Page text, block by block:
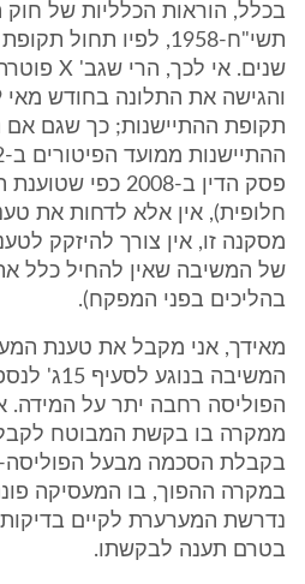
בכלל, הוראות הכלליות של חוק
תשי"ח-1958, לפיו
תקופת ההתיישנות; כך שגם
פסק הדין ב-2008
חלופית), אין אלא לדחות את
מסקנה זו, אין צורך להיזקק
של המשיבה שאין להחיל כלל את
בהליכים בפני המפקח).
מאידך, אני מקבל את טענת
הפוליסה רחבה יתר על המידה.
ממקרה בו בקשת המבוטח
בקבלת הסכמה מבעל
במקרה ההפוך, בו המעסיקה
נדרשת המערערת לקיים בדיקות
בטרם תענה לבקשתו.